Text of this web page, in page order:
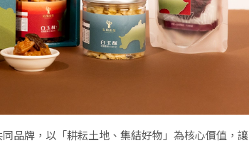
品牌，以「耕耘土地、集結好物」為核心價值，讓